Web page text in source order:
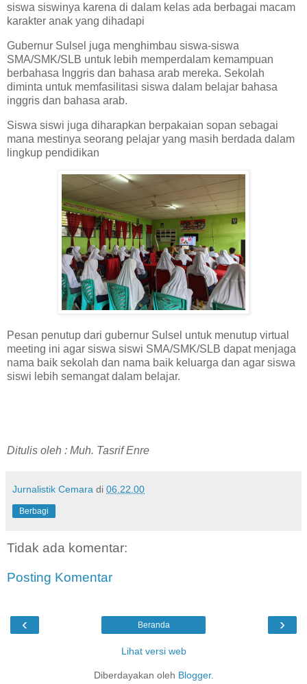
siswa siswinya karena di dalam kelas ada berbagai macam
karakter anak yang dihadapi
Gubernur Sulsel juga menghimbau siswa-siswa
SMA/SMK/SLB untuk lebih memperdalam kemampuan
berbahasa Inggris dan bahasa arab mereka. Sekolah
diminta untuk memfasilitasi siswa dalam belajar bahasa
inggris dan bahasa arab.
Siswa siswi juga diharapkan berpakaian sopan sebagai
mana mestinya seorang pelajar yang masih berdada dalam
lingkup pendidikan
Pesan penutup dari gubernur Sulsel untuk menutup virtual
meeting ini agar siswa siswi SMA/SMK/SLB dapat menjaga
nama baik sekolah dan nama baik keluarga dan agar siswa
siswi lebih semangat dalam belajar.
Ditulis oleh : Muh. Tasrif Enre
Jurnalistik Cemara di 06.22.00
Berbagi
Tidak ada komentar:
Posting Komentar
‹ ›
Beranda
Lihat versi web
Diberdayakan oleh Blogger.